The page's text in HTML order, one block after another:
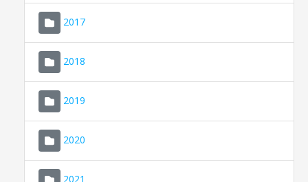
2017
2018
2019
2020
2021